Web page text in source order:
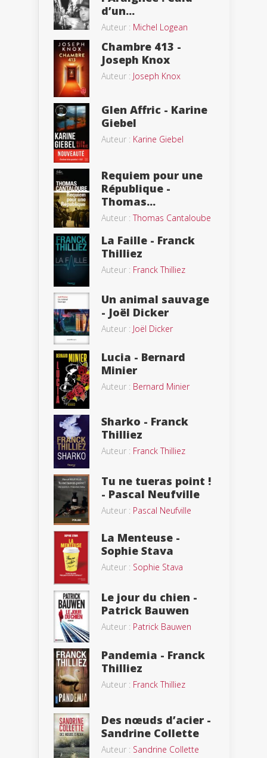
d’un...
Auteur : Michel Logean
Chambre 413 -
Joseph Knox
Auteur : Joseph Knox
Glen Affric - Karine
Giebel
Auteur : Karine Giebel
Requiem pour une
République -
Thomas...
Auteur :Thomas Cantaloube
La Faille - Franck
Thilliez
Auteur : Franck Thilliez
Un animal sauvage
- Joël Dicker
Auteur : Joël Dicker
Lucia - Bernard
Minier
Auteur : Bernard Minier
Sharko - Franck
Thilliez
Auteur : Franck Thilliez
Tu ne tueras point !
- Pascal Neufville
Auteur : Pascal Neufville
La Menteuse -
Sophie Stava
Auteur : Sophie Stava
Le jour du chien -
Patrick Bauwen
Auteur : Patrick Bauwen
Pandemia - Franck
Thilliez
Auteur : Franck Thilliez
Des nœuds d’acier -
Sandrine Collette
Auteur : Sandrine Collette